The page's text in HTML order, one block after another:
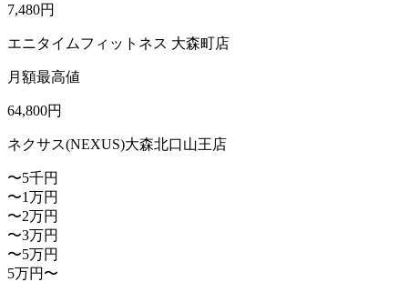
7,480円
エニタイムフィットネス 大森町店
月額最高値
64,800円
ネクサス(NEXUS)大森北口山王店
〜5千円
〜1万円
〜2万円
〜3万円
〜5万円
5万円〜